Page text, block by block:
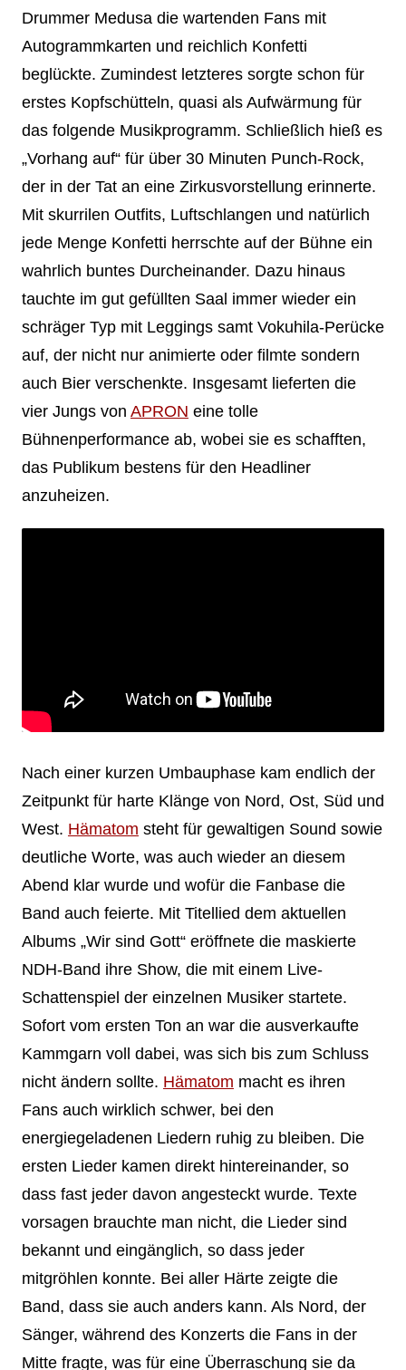
Drummer Medusa die wartenden Fans mit
Autogrammkarten und reichlich Konfetti
beglückte. Zumindest letzteres sorgte schon für
erstes Kopfschütteln, quasi als Aufwärmung für
das folgende Musikprogramm. Schließlich hieß es
„Vorhang auf“ für über 30 Minuten Punch-Rock,
der in der Tat an eine Zirkusvorstellung erinnerte.
Mit skurrilen Outfits, Luftschlangen und natürlich
jede Menge Konfetti herrschte auf der Bühne ein
wahrlich buntes Durcheinander. Dazu hinaus
tauchte im gut gefüllten Saal immer wieder ein
schräger Typ mit Leggings samt Vokuhila-Perücke
auf, der nicht nur animierte oder filmte sondern
auch Bier verschenkte. Insgesamt lieferten die
vier Jungs von APRON eine tolle
Bühnenperformance ab, wobei sie es schafften,
das Publikum bestens für den Headliner
anzuheizen.
Nach einer kurzen Umbauphase kam endlich der
Zeitpunkt für harte Klänge von Nord, Ost, Süd und
West. Hämatom steht für gewaltigen Sound sowie
deutliche Worte, was auch wieder an diesem
Abend klar wurde und wofür die Fanbase die
Band auch feierte. Mit Titellied dem aktuellen
Albums „Wir sind Gott“ eröffnete die maskierte
NDH-Band ihre Show, die mit einem Live-
Schattenspiel der einzelnen Musiker startete.
Sofort vom ersten Ton an war die ausverkaufte
Kammgarn voll dabei, was sich bis zum Schluss
nicht ändern sollte. Hämatom macht es ihren
Fans auch wirklich schwer, bei den
energiegeladenen Liedern ruhig zu bleiben. Die
ersten Lieder kamen direkt hintereinander, so
dass fast jeder davon angesteckt wurde. Texte
vorsagen brauchte man nicht, die Lieder sind
bekannt und eingänglich, so dass jeder
mitgröhlen konnte. Bei aller Härte zeigte die
Band, dass sie auch anders kann. Als Nord, der
Sänger, während des Konzerts die Fans in der
Mitte fragte, was für eine Überraschung sie da